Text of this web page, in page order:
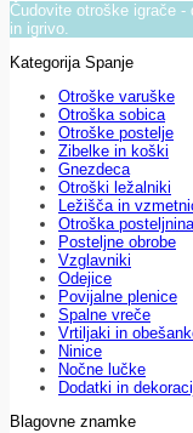
Čudovite otroške igrače
in igrivo.
Kategorija Spanje
Otroške varuške
Otroška sobica
Otroške postelje
Zibelke in koški
Gnezdeca
Otroški ležalniki
Ležišča in
Otroška posteljnina
Posteljne obrobe
Vzglavniki
Odejice
Povijalne plenice
Spalne vreče
Vrtiljaki in
Ninice
Nočne lučke
Dodatki in
Blagovne znamke